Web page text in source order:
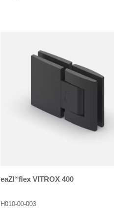
eaZI®flex VITROX 400
H010-00-003